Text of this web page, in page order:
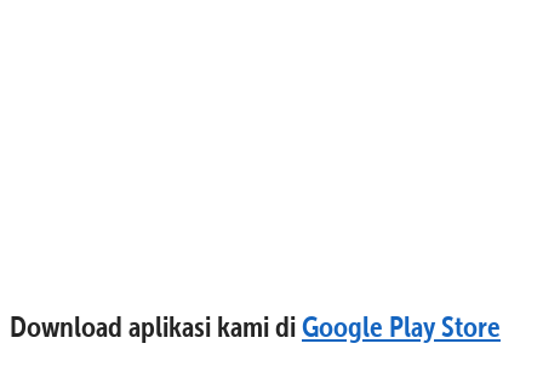
Download aplikasi kami diGoogle Play Store